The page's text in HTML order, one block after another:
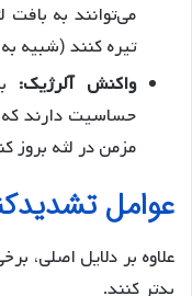
می‌توانند به
تیره کنند (شبیه
واکنش آلرژیک:
حساسیت دارند که
مزمن در لثه بروز
عوامل
علاوه بر دلایل اصلی،
بدتر کنند.